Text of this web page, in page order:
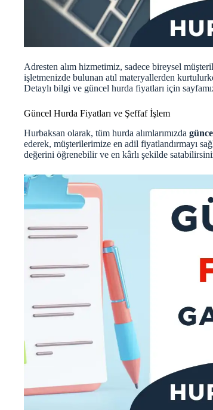
Adresten alım hizmetimiz, sadece bireysel
işletmenizde bulunan atıl materyallerden
Detaylı bilgi ve güncel hurda fiyatları için
Güncel Hurda Fiyatları ve Şeffaf İşlem
Hurbaksan olarak, tüm hurda alımlarımızda
ederek, müşterilerimize en adil fiyatlandırmayı
değerini öğrenebilir ve en kârlı şekilde